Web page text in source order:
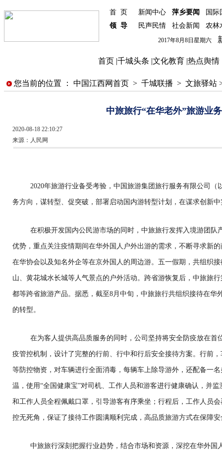
首 页 新闻中心 萍乡要闻 国际
领 导
民声民情 社会新闻 农林
2017年8月8日星期六
首页 |千城头条 |文化教育 |热点舆情
您当前的位置 ： 中国江西网首页 > 千城联播 > 文旅驿站
中旅旅行“在华老外”旅游业
2020-08-18 22:10:27
来源： 人民网
2020年旅游行业备受考验，中国旅游集团旅行服务有限公司（
务方向，谋转型、促突破，部署启动国内游转型计划，在谋求创新
在积极开发国内公民游市场的同时，中旅旅行发挥入境游团队
优势，重点关注疫情期间在华外国人户外出游的需求，不断寻求新
在华协会以及知名外企等在京外国人的周边游。五一假期，共组织
山、黄花城水长城等人气景点的户外活动。跨省游恢复后，中旅旅
都等跨省旅游产品。据悉，截至8月中旬，中旅旅行共组织接待在华
的转型。
在为客人提供高品质服务的同时，公司坚持将安全防疫放在首
疫管控机制，设计了完整的行前、行中和行后安全接待方案。行前
等防控物资，对车辆进行全面消毒，每辆车上除导游外，还配备一
温，使用“全国健康宝”对司机、工作人员和游客进行健康确认，并
和工作人员全程佩戴口罩，引导游客有序乘坐；行程后，工作人员
控无死角，保证了接待工作圆满顺利完成，高品质旅游方式在保障
中旅旅行深刻把握行业趋势，结合市场和资源，深挖在华外国